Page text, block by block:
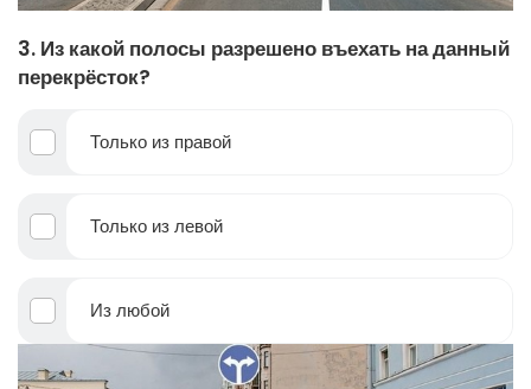
3. Из какой полосы разрешено въехать на данный
перекрёсток?
Только из правой
Только из левой
Из любой